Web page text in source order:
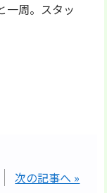
一周。スタッ
次の記事へ »